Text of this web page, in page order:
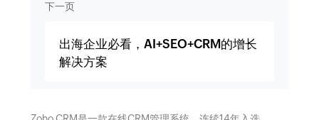
下一页
出海企业必看，AI+SEO+CRM的增长
解决方案